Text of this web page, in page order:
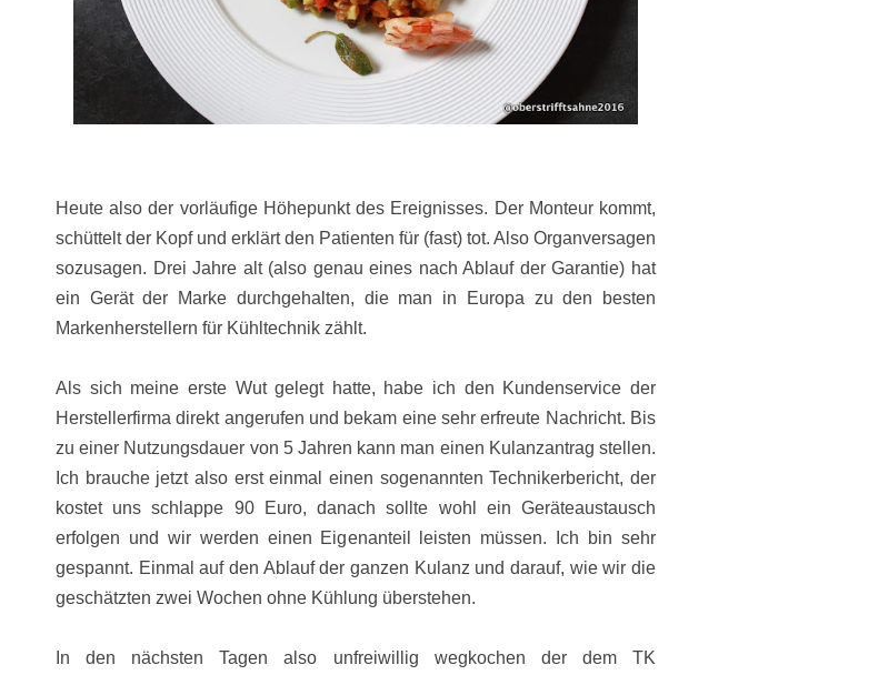
Heute also der vorläufige Höhepunkt des Ereignisses. Der Monteur kommt,
schüttelt der Kopf und erklärt den Patienten für (fast) tot. Also Organversagen
sozusagen. Drei Jahre alt (also genau eines nach Ablauf der Garantie) hat
ein Gerät der Marke durchgehalten, die man in Europa zu den besten
Markenherstellern für Kühltechnik zählt.
Als sich meine erste Wut gelegt hatte, habe ich den Kundenservice der
Herstellerfirma direkt angerufen und bekam eine sehr erfreute Nachricht. Bis
zu einer Nutzungsdauer von 5 Jahren kann man einen Kulanzantrag stellen.
Ich brauche jetzt also erst einmal einen sogenannten Technikerbericht, der
kostet uns schlappe 90 Euro, danach sollte wohl ein Geräteaustausch
erfolgen und wir werden einen Eigenanteil leisten müssen. Ich bin sehr
gespannt. Einmal auf den Ablauf der ganzen Kulanz und darauf, wie wir die
geschätzten zwei Wochen ohne Kühlung überstehen.
In den nächsten Tagen also unfreiwillig wegkochen der dem TK